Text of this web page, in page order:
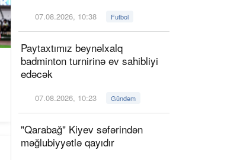
07.08.2026, 10:38 Futbol
Paytaxtımız beynəlxalq
badminton turnirinə ev sahibliyi
edəcək
07.08.2026, 10:23 Gündəm
"Qarabağ" Kiyev səfərindən
məğlubiyyətlə qayıdır